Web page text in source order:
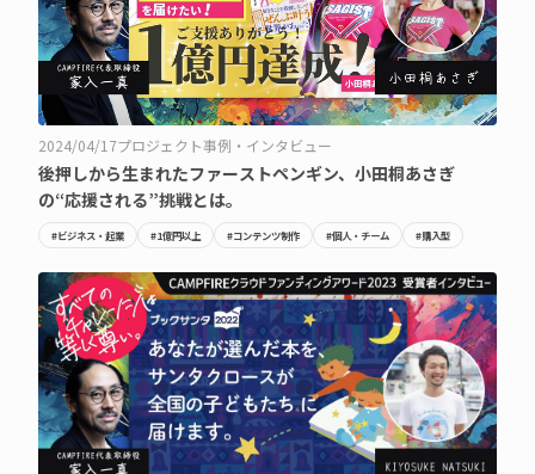
2024/04/17プロジェクト事例・インタビュー
後押しから生まれたファーストペンギン、小田桐あさぎ
の“応援される”挑戦とは。
#ビジネス・起業 #1億円以上 #コンテンツ制作 #個人・チーム #購入型